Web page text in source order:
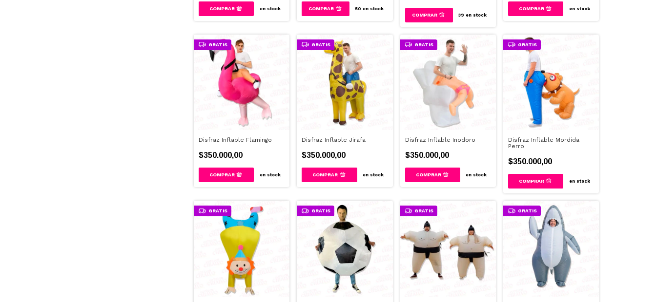
en stock 50 en stock
39 en stock
en stock
GRATIS
Disfraz Inflable Flamingo
$350.000,00
en stock
GRATIS
Disfraz Inflable Jirafa
$350.000,00
en stock
GRATIS
Disfraz Inflable Inodoro
$350.000,00
en stock
GRATIS
Disfraz Inflable Mordida
Perro
$350.000,00
en stock
GRATIS GRATIS GRATIS GRATIS